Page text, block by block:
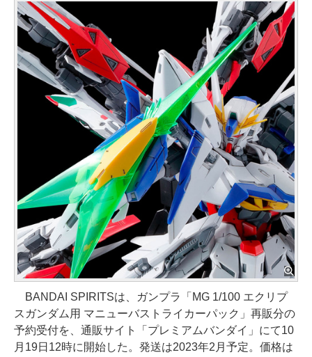
BANDAI SPIRITSは、ガンプラ「MG 1/100 エクリプ
スガンダム用 マニューバストライカーパック」再販分の
予約受付を、通販サイト「プレミアムバンダイ」にて10
月19日12時に開始した。発送は2023年2月予定。価格は